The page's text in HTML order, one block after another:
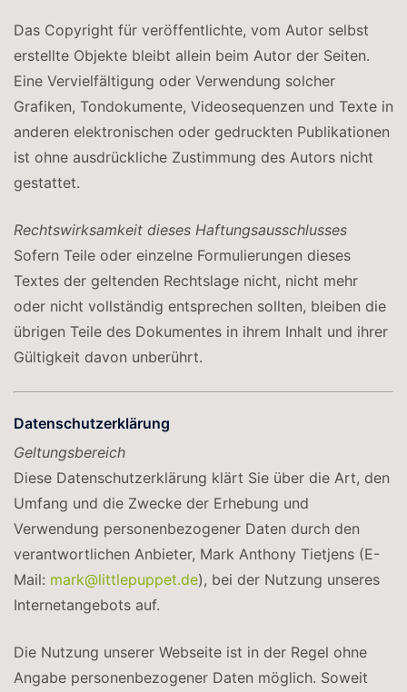
Das Copyright für veröffentlichte, vom Autor selbst
erstellte Objekte bleibt allein beim Autor der Seiten.
Eine Vervielfältigung oder Verwendung solcher
Grafiken, Tondokumente, Videosequenzen und Texte in
anderen elektronischen oder gedruckten Publikationen
ist ohne ausdrückliche Zustimmung des Autors nicht
gestattet.
Rechtswirksamkeit dieses Haftungsausschlusses
Sofern Teile oder einzelne Formulierungen dieses
Textes der geltenden Rechtslage nicht, nicht mehr
oder nicht vollständig entsprechen sollten, bleiben die
übrigen Teile des Dokumentes in ihrem Inhalt und ihrer
Gültigkeit davon unberührt.
Datenschutzerklärung
Geltungsbereich
Diese Datenschutzerklärung klärt Sie über die Art, den
Umfang und die Zwecke der Erhebung und
Verwendung personenbezogener Daten durch den
verantwortlichen Anbieter, Mark Anthony Tietjens (E-
Mail: mark@littlepuppet.de), bei der Nutzung unseres
Internetangebots auf.
Die Nutzung unserer Webseite ist in der Regel ohne
Angabe personenbezogener Daten möglich. Soweit